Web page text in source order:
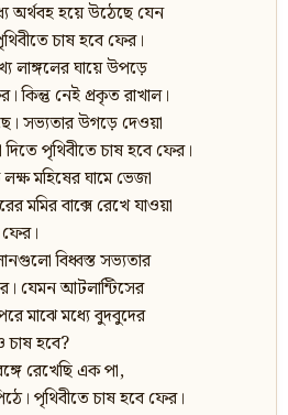
অর্থবহ হয়ে উঠেছে যেন
চাষ হবে ফের।
লাঙ্গলের ঘায়ে উপড়ে
কিন্তু নেই প্রকৃত রাখাল।
সভ্যতার উগড়ে দেওয়া
দিতে পৃথিবীতে চাষ হবে ফের।
মহিষের ঘামে ভেজা
মমির বাক্সে রেখে যাওয়া
বিধ্বস্ত সভ্যতার
যেমন আটলান্টিসের
মাঝে মধ্যে বুদবুদের
চাষ হবে?
রেখেছি এক পা,
পৃথিবীতে চাষ হবে ফের।